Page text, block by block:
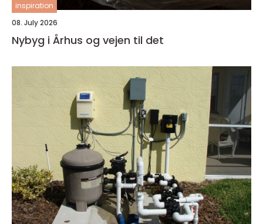
inspiration
08. July 2026
Nybyg i Århus og vejen til det